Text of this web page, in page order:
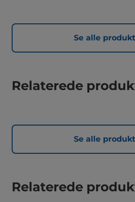
Se alle
Relaterede
Se alle
Relaterede